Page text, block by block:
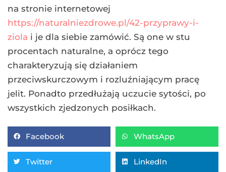
na stronie internetowej
https://naturalniezdrowe.pl/42-przyprawy-i-
ziola i je dla siebie zamówić. Są one w stu
procentach naturalne, a oprócz tego
charakteryzują się działaniem
przeciwskurczowym i rozluźniającym pracę
jelit. Ponadto przedłużają uczucie sytości, po
wszystkich zjedzonych posiłkach.
Facebook WhatsApp
Twitter LinkedIn